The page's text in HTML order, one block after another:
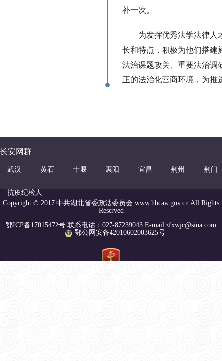
补一次。
为发挥优秀法学法律人
长和特点，积极为他们搭建
法治课题攻关、重要法治调
正的法治化营商环境，为推
长安网群
武汉 黄石 十堰 襄阳 宜昌 荆州 荆门
抗疫纪检人
Copyright © 2017 中共湖北省委政法委员会 www.hbcaw.gov.cn All Rights
Reserved
鄂ICP备17015472号 联系电话：027-87239043 E-mail:zfxwjc@sina.com
鄂公网安备42010602003625号